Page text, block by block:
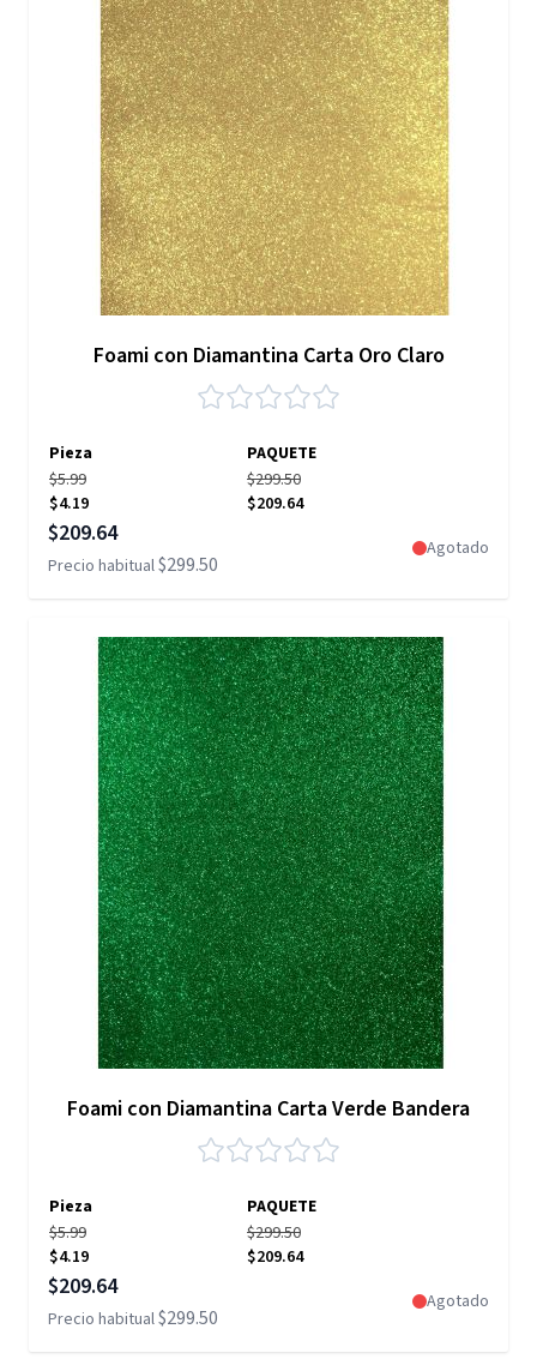
Foami con Diamantina Carta Oro Claro
Pieza
PAQUETE
$5.99
$4.19
$299.50
$209.64
Precio especial
$209.64
Precio habitual$299.50
Agotado
Foami con Diamantina Carta Verde Bandera
Pieza
PAQUETE
$5.99
$4.19
$299.50
$209.64
Precio especial
$209.64
Precio habitual$299.50
Agotado